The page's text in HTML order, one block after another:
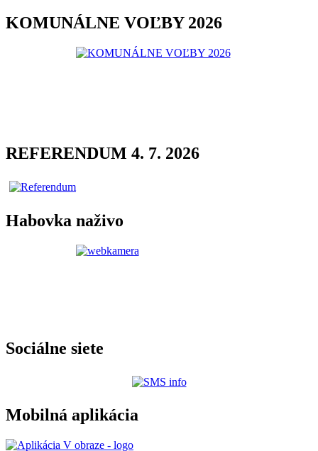
KOMUNÁLNE VOĽBY 2026
REFERENDUM 4. 7. 2026
Habovka naživo
Sociálne siete
Mobilná aplikácia